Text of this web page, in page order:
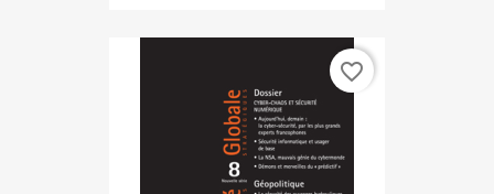
favorite_border